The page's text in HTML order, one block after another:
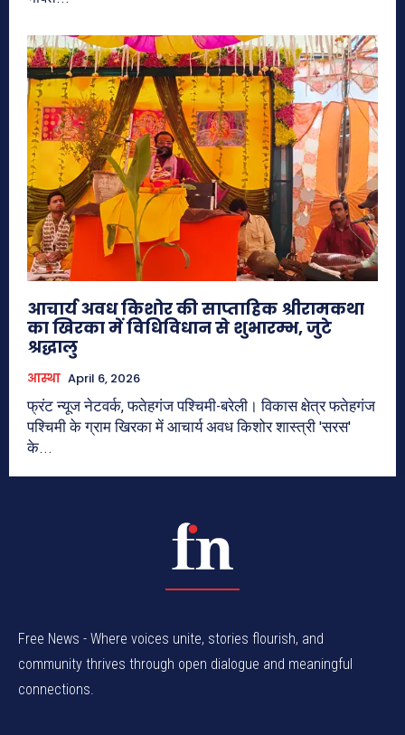
आचार्य अवध किशोर की साप्ताहिक श्रीरामकथा
का खिरका में विधिविधान से शुभारम्भ, जुटे
श्रद्धालु
आस्था April 6, 2026
फ्रंट न्यूज नेटवर्क, फतेहगंज पश्चिमी-बरेली। विकास क्षेत्र फतेहगंज
पश्चिमी के ग्राम खिरका में आचार्य अवध किशोर शास्त्री 'सरस'
के...
Free News - Where voices unite, stories flourish, and
community thrives through open dialogue and meaningful
connections.